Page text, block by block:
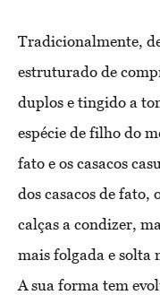
Tradicionalmente,
estruturado de
duplos e tingido a
espécie de filho do
fato e os casacos
dos casacos de fato,
calças a condizer,
mais folgada e solta
A sua forma tem